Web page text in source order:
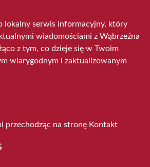
lokalny serwis informacyjny, który
wiadomościami z Wąbrzeźna
z tym, co dzieje się w Twoim
wiarygodnym i zaktualizowanym
przechodząc na stronę Kontakt